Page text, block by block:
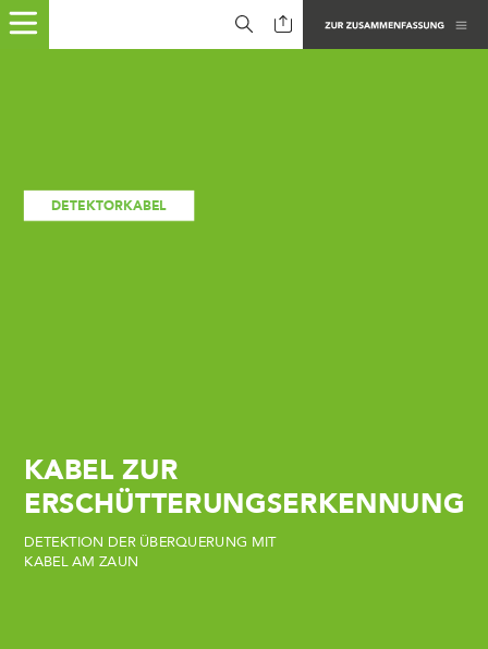
DETEKTORKABEL
KABEL ZUR
ERSCHÜTTERUNGSERKENNUNG
DETEKTION DER ÜBERQUERUNG MIT
KABEL AM ZAUN